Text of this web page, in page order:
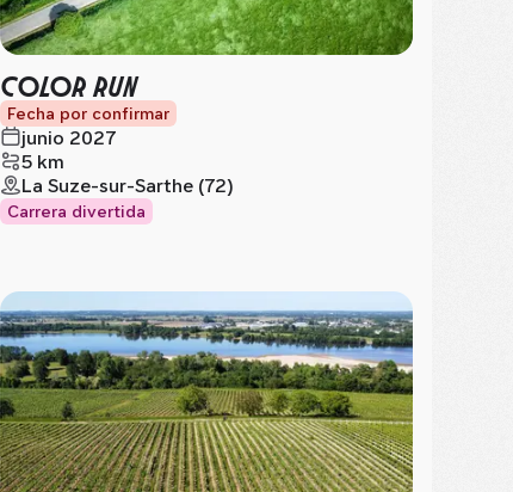
COLOR RUN
Fecha por confirmar
junio 2027
5 km
La Suze-sur-Sarthe (72)
Carrera divertida